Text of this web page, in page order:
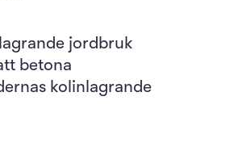
jordbruk
betona
kolinlagrande